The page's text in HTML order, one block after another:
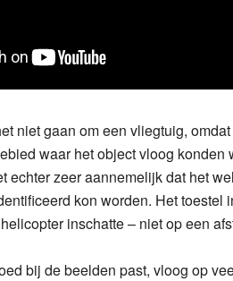
niet gaan om een vliegtuig,
waar het object vloog
echter zeer aannemelijk dat het
kon worden. Het toestel
inschatte – niet op een
bij de beelden past, vloog op